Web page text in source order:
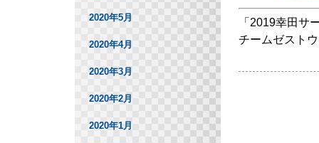
「2019幸田サ
チームゼスト
2020年5月
2020年4月
2020年3月
2020年2月
2020年1月